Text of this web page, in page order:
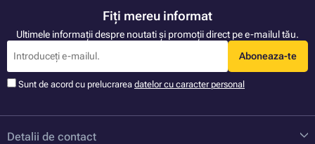
Fiți mereu informat
Ultimele informații despre noutati și promoții direct pe e-mailul tău.
Aboneaza-te
Sunt de acord cu prelucrarea datelor cu caracter personal
Detalii de contact